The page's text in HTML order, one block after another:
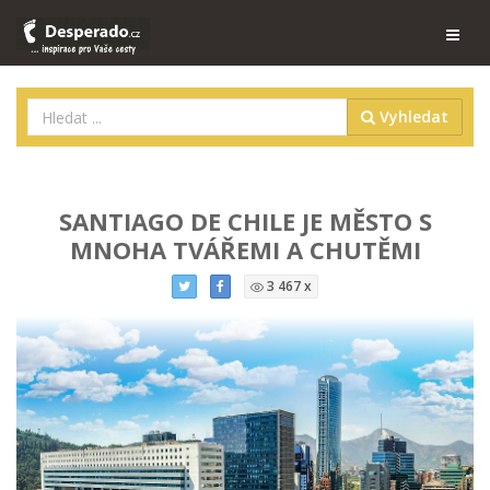
Vyhledat
SANTIAGO DE CHILE JE MĚSTO S
MNOHA TVÁŘEMI A CHUTĚMI
3 467 x